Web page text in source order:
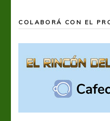
COLABORÁ CON EL